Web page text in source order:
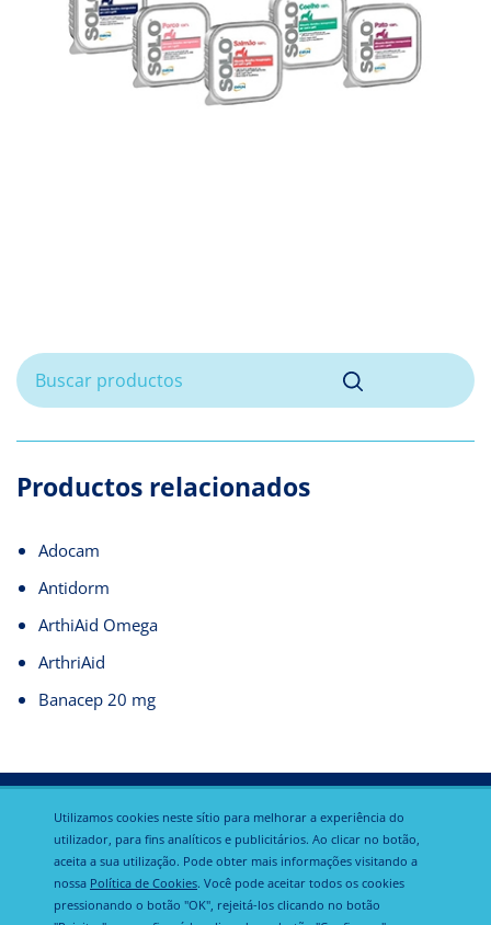
Productos relacionados
Adocam
Antidorm
ArthiAid Omega
ArthriAid
Banacep 20 mg
Calier Global Aviso legal
Política de
privacidade
Utilizamos cookies neste sítio para melhorar a experiência do
utilizador, para fins analíticos e publicitários. Ao clicar no botão,
aceita a sua utilização. Pode obter mais informações visitando a
nossa Política de Cookies. Você pode aceitar todos os cookies
pressionando o botão "OK", rejeitá-los clicando no botão